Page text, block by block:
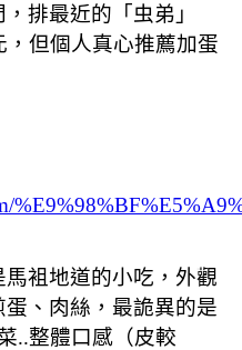
排最近的「虫弟」
但個人真心推薦加蛋
馬袓地道的小吃，外觀
、肉絲，最詭異的是
..整體口感（皮較